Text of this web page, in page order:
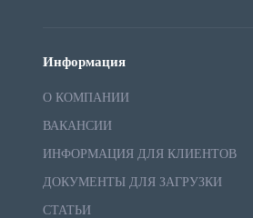
Информация
О КОМПАНИИ
ВАКАНСИИ
ИНФОРМАЦИЯ ДЛЯ КЛИЕНТОВ
ДОКУМЕНТЫ ДЛЯ ЗАГРУЗКИ
СТАТЬИ